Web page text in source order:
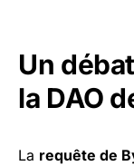
Un
la DAO
La requête de